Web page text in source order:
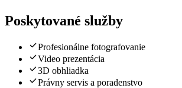
Poskytované služby
Profesionálne fotografovanie
Video prezentácia
3D obhliadka
Právny servis a poradenstvo